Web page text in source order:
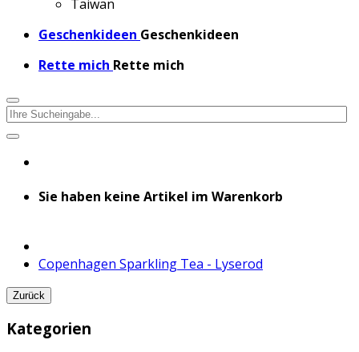
Taiwan
Geschenkideen Geschenkideen
Rette mich Rette mich
Sie haben keine Artikel im Warenkorb
Copenhagen Sparkling Tea - Lyserod
Zurück
Kategorien